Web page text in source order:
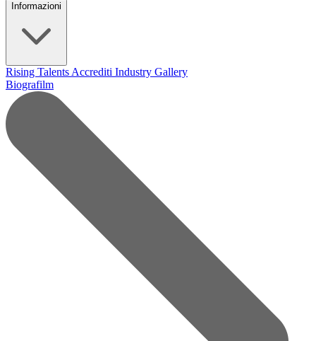
Informazioni
Rising Talents Accrediti Industry Gallery
Biografilm